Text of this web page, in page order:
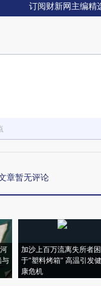
订阅财新网主编精
章暂无评论
与
加沙上百万流离失所者困
于“塑料烤箱” 高温引发健
康危机